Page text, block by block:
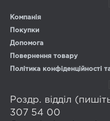
Компанія
Покупки
Допомога
Повернення товару
Політика конфіденційності
Роздр. відділ
307 54 00